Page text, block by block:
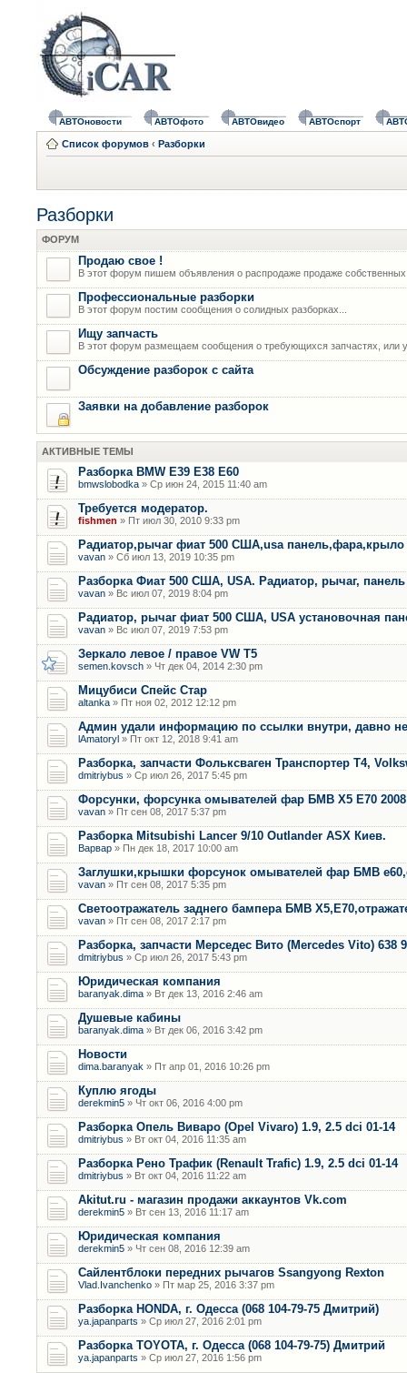
АВТОновости АВТОфото АВТОвидео АВТОспорт
Список форумов ‹ Разборки
Разборки
ФОРУМ
Продаю свое !
В этот форум пишем объявления о распродаже продаже
Профессиональные разборки
В этот форум постим сообщения о солидных разборках...
Ищу запчасть
В этот форум размещаем сообщения о требующихся запчастях, или
Обсуждение разборок с сайта
Заявки на добавление разборок
АКТИВНЫЕ ТЕМЫ
Разборка BMW E39 E38 E60
bmwslobodka » Ср июн 24, 2015 11:40 am
Требуется модератор.
fishmen » Пт июл 30, 2010 9:33 pm
Радиатор,рычаг фиат 500 США,usa панель,фара,крыло
vavan » Сб июл 13, 2019 10:35 pm
Разборка Фиат 500 США, USA. Радиатор, рычаг,
vavan » Вс июл 07, 2019 8:04 pm
Радиатор, рычаг фиат 500 США, USA установочная
vavan » Вс июл 07, 2019 7:53 pm
Зеркало левое / правое VW T5
semen.kovsch » Чт дек 04, 2014 2:30 pm
Мицубиси Спейс Стар
altanka » Пт ноя 02, 2012 12:12 pm
Админ удали информацию по ссылки внутри, давно не
lAmatoryl » Пт окт 12, 2018 9:41 am
Разборка, запчасти Фольксваген Транспортер Т4,
dmitriybus » Ср июл 26, 2017 5:45 pm
Форсунки, форсунка омывателей фар БМВ Х5 Е70 2008
vavan » Пт сен 08, 2017 5:37 pm
Разборка Mitsubishi Lancer 9/10 Outlander ASX Киев.
Варвар » Пн дек 18, 2017 10:00 am
Заглушки,крышки форсунок омывателей фар БМВ
vavan » Пт сен 08, 2017 5:35 pm
Светоотражатель заднего бампера БМВ
vavan » Пт сен 08, 2017 2:17 pm
Разборка, запчасти Мерседес Вито (Mercedes Vito) 638
dmitriybus » Ср июл 26, 2017 5:43 pm
Юридическая компания
baranyak.dima » Вт дек 13, 2016 2:46 am
Душевые кабины
baranyak.dima » Вт дек 06, 2016 3:42 pm
Новости
dima.baranyak » Пт апр 01, 2016 10:26 pm
Куплю ягоды
derekmin5 » Чт окт 06, 2016 4:00 pm
Разборка Опель Виваро (Opel Vivaro) 1.9, 2.5 dci 01-14
dmitriybus » Вт окт 04, 2016 11:35 am
Разборка Рено Трафик (Renault Trafic) 1.9, 2.5 dci 01-14
dmitriybus » Вт окт 04, 2016 11:22 am
Akitut.ru - магазин продажи аккаунтов Vk.com
derekmin5 » Вт сен 13, 2016 11:17 am
Юридическая компания
derekmin5 » Чт сен 08, 2016 12:39 am
Сайлентблоки передних рычагов Ssangyong Rexton
Vlad.Ivanchenko » Пт мар 25, 2016 3:37 pm
Разборка HONDA, г. Одесса (068 104-79-75 Дмитрий)
ya.japanparts » Ср июл 27, 2016 2:01 pm
Разборка TOYOTA, г. Одесса (068 104-79-75) Дмитрий
ya.japanparts » Ср июл 27, 2016 1:56 pm